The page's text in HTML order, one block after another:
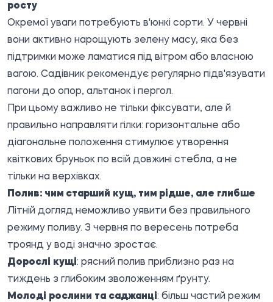
росту
Окремої уваги потребують в'юнкі сорти. У червні
вони активно нарощують зелену масу, яка без
підтримки може ламатися під вітром або власною
вагою. Садівник рекомендує регулярно підв'язувати
пагони до опор, альтанок і пергол.
При цьому важливо не тільки фіксувати, але й
правильно направляти гілки: горизонтальне або
діагональне положення стимулює утворення
квіткових бруньок по всій довжині стебла, а не
тільки на верхівках.
Полив: чим старший кущ, тим рідше, але глибше
Літній догляд неможливо уявити без правильного
режиму поливу. З червня по вересень потреба
троянд у воді значно зростає.
Дорослі кущі: рясний полив приблизно раз на
тиждень з глибоким зволоженням ґрунту.
Молоді рослини та саджанці: більш частий режим